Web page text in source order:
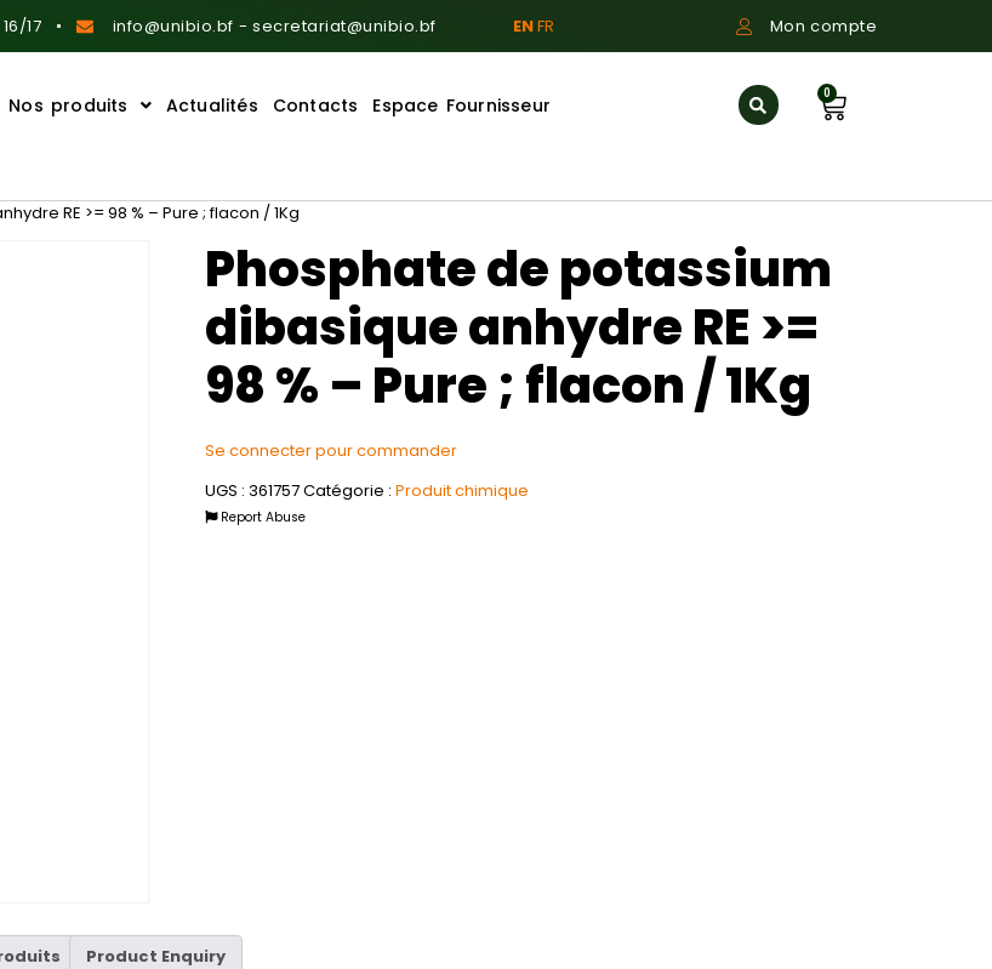
17 info@unibio.bf - secretariat@unibio.bf ENFR Mon compte
Nos produits Actualités Contacts Espace Fournisseur
0
RE >= 98 % – Pure ; flacon / 1Kg
Phosphate de potassium
dibasique anhydre RE >=
98 % – Pure ; flacon / 1Kg
Se connecter pour commander
UGS : 361757Catégorie : Produit chimique
Report Abuse
Product Enquiry